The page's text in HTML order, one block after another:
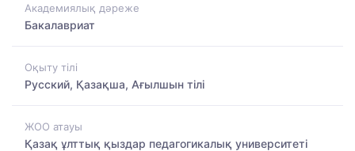
Академиялық дәреже
Бакалавриат
Оқыту тілі
Русский, Қазақша, Ағылшын тілі
ЖОО атауы
Қазақ ұлттық қыздар педагогикалық университеті